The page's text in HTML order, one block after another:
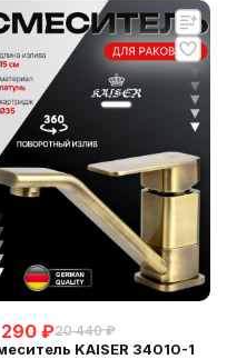
₽20 440 ₽
KAISER 34010-1